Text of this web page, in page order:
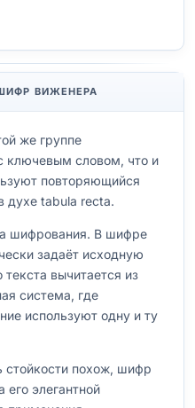
ВИЖЕНЕРА
же группе
ключевым словом, что и
повторяющийся
духе tabula recta.
шифрования. В шифре
задаёт исходную
вычитается из
система, где
используют одну и ту
стойкости похож, шифр
его элегантной